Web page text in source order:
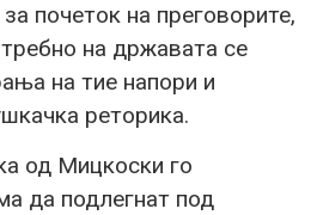
почеток на преговорите,
на државата се
на тие напори и
реторика.
од Мицкоски го
да подлегнат под